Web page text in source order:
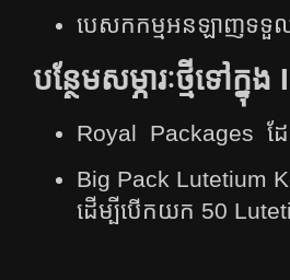
បេសកកម្មអនឡាញទទួល
បន្ថែមសម្ភារៈថ្មីទៅក្
Royal Packages ដ
Big Pack Lutetium
ដើម្បីបើកយក 50